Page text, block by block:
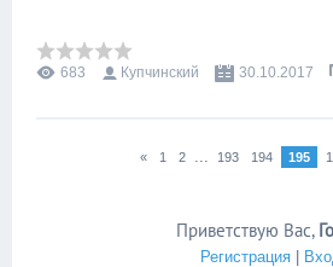
683 Купчинский 30.10.2017
« 1 2 ... 193 194 195
Приветствую Вас,
Регистрация|